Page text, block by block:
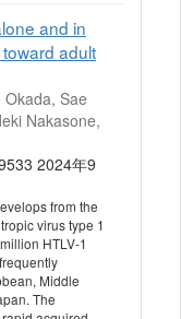
and in
adult
Okada, Sae
Nakasone,
2024年9
from the
virus type 1
HTLV-1
Middle
The